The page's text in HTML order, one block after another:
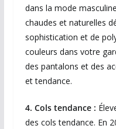
dans la mode
chaudes et naturelles
sophistication et de
couleurs dans votre
des pantalons et des
et tendance.
4. Cols tendance :
des cols tendance. En